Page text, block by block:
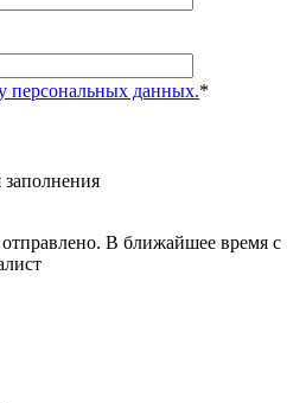
персональных данных.*
заполнения
В ближайшее время с